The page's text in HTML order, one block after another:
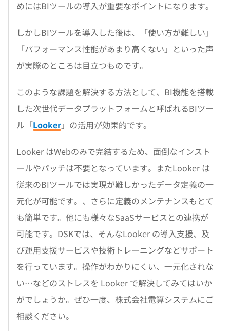
めにはBIツールの導入が重要なポイントになります。
しかしBIツールを導入した後は、「使い方が難しい」
「パフォーマンス性能があまり高くない」といった声
が実際のところは目立つものです。
このような課題を解決する方法として、BI機能を搭載
した次世代データプラットフォームと呼ばれるBIツー
ル「Looker」の活用が効果的です。
Looker はWebのみで完結するため、面倒なインスト
ールやパッチは不要となっています。またLooker は
従来のBIツールでは実現が難しかったデータ定義の一
元化が可能です。、さらに定義のメンテナンスもとて
も簡単です。他にも様々なSaaSサービスとの連携が
可能です。DSKでは、そんなLooker の導入支援、及
び運用支援サービスや技術トレーニングなどサポート
を行っています。操作がわかりにくい、一元化されな
い…などのストレスを Looker で解決してみてはいか
がでしょうか。ぜひ一度、株式会社電算システムにご
相談ください。